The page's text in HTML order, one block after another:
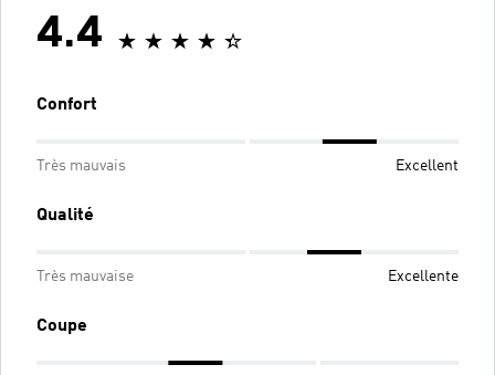
4.4
Confort
Très mauvais Excellent
Qualité
Très mauvaise Excellente
Coupe